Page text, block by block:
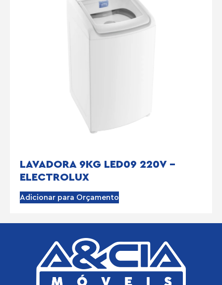
LAVADORA 9KG LED09 220V –
ELECTROLUX
Adicionar para Orçamento